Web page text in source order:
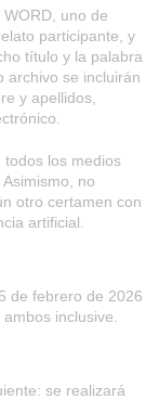
uno de
participante, y
título y la palabra
archivo se incluirán
y apellidos,
todos los medios
no
otro certamen con
artificial.
de febrero de 2026
inclusive.
se realizará